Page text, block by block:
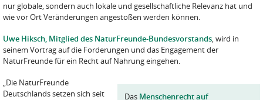
nur globale, sondern auch lokale und gesellschaftliche Relevanz hat und
wie vor Ort Veränderungen angestoßen werden können.
Uwe Hiksch, Mitglied des NaturFreunde-Bundesvorstands, wird in
seinem Vortrag auf die Forderungen und das Engagement der
NaturFreunde für ein Recht auf Nahrung eingehen.
Das Menschenrecht auf
„Die NaturFreunde
Deutschlands setzen sich seit